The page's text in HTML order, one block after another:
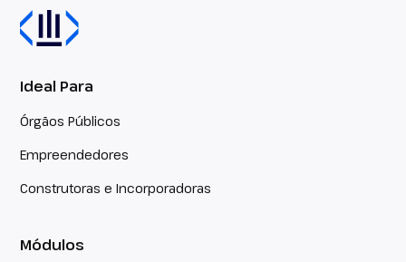
Ideal Para
Órgãos Públicos
Empreendedores
Construtoras e Incorporadoras
Módulos